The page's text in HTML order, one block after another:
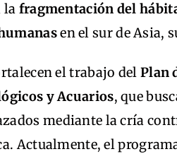
la fragmentación del
en el sur de Asia,
el trabajo del Plan
y Acuarios, que
mediante la cría
Actualmente, el